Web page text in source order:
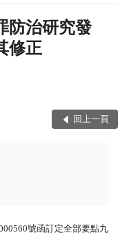
防治研究發
修正
回上一頁
號函訂定全部要點九